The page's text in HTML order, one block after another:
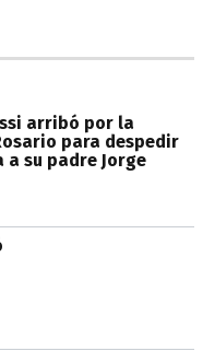
arribó por la
para despedir
a su padre Jorge